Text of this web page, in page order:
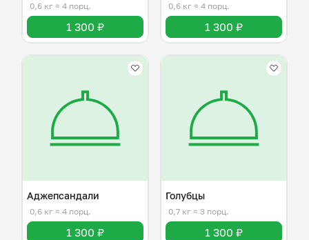
0,6 кг ≈ 4 порц.
1 300 ₽
0,6 кг ≈ 4 порц.
1 300 ₽
Аджепсандали
0,6 кг ≈ 4 порц.
1 300 ₽
Голубцы
0,7 кг ≈ 3 порц.
1 300 ₽